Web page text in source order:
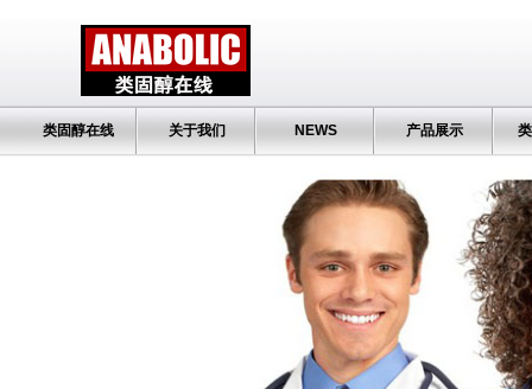
类固醇在线 关于我们 NEWS 产品展示